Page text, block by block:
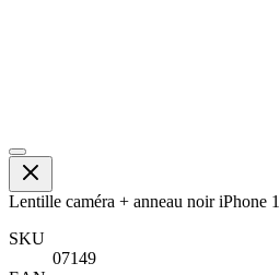
Lentille caméra + anneau noir iPhone
SKU
07149